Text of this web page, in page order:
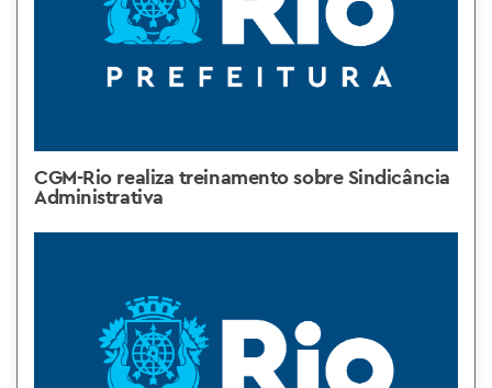
CGM-Rio realiza treinamento sobre Sindicância
Administrativa